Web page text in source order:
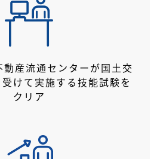
動産流通センターが国土交
けて実施する技能試験を
クリア